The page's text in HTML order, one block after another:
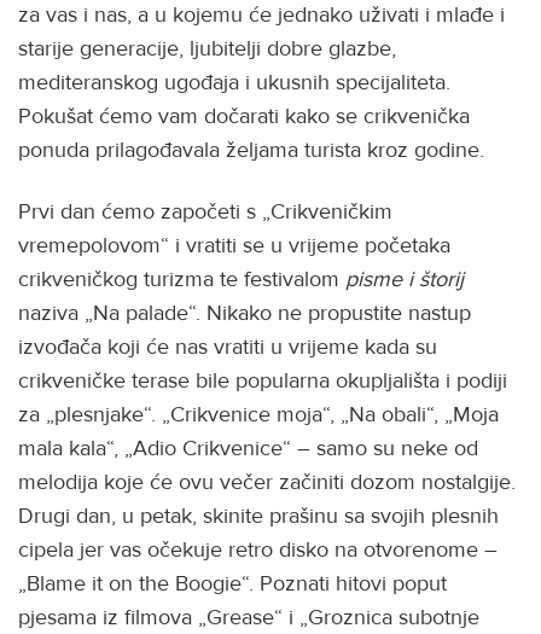
za vas i nas, a u kojemu će jednako uživati i mlađe i
starije generacije, ljubitelji dobre glazbe,
mediteranskog ugođaja i ukusnih specijaliteta.
Pokušat ćemo vam dočarati kako se crikvenička
ponuda prilagođavala željama turista kroz godine.
Prvi dan ćemo započeti s „Crikveničkim
vremepolovom“ i vratiti se u vrijeme početaka
crikveničkog turizma te festivalom pisme i štorij
naziva „Na palade“. Nikako ne propustite nastup
izvođača koji će nas vratiti u vrijeme kada su
crikveničke terase bile popularna okupljališta i podiji
za „plesnjake“. „Crikvenice moja“, „Na obali“, „Moja
mala kala“, „Adio Crikvenice“ – samo su neke od
melodija koje će ovu večer začiniti dozom nostalgije.
Drugi dan, u petak, skinite prašinu sa svojih plesnih
cipela jer vas očekuje retro disko na otvorenome –
„Blame it on the Boogie“. Poznati hitovi poput
pjesama iz filmova „Grease“ i „Groznica subotnje